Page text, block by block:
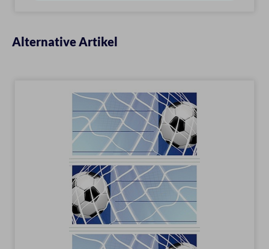
Alternative Artikel